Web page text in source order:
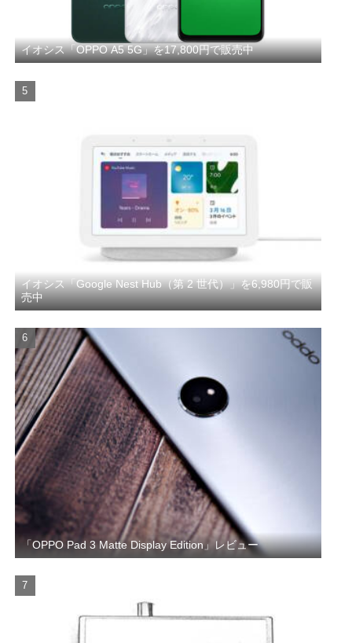
イオシス「OPPO A5 5G」を17,800円で販売中
イオシス「Google Nest Hub（第 2 世代）」を6,980円で販
売中
「OPPO Pad 3 Matte Display Edition」レビュー